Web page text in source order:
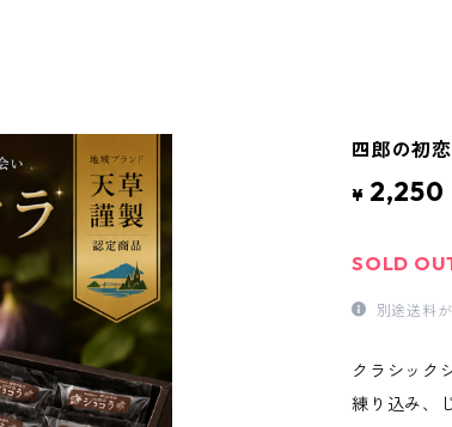
四郎の初
¥ 2,250
SOLD
別途送料
クラシック
練り込み、